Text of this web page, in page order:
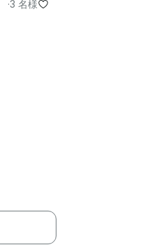
·3 名様